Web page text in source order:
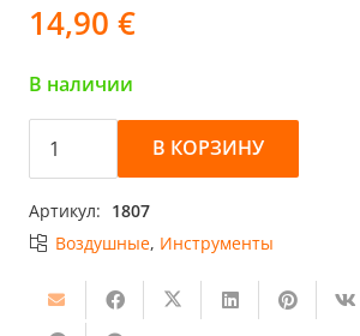
14,90 €
В наличии
товара
10м
9х14мм
пневматический
усиленный
В КОРЗИНУ
Артикул: 1807
Воздушные, Инструменты